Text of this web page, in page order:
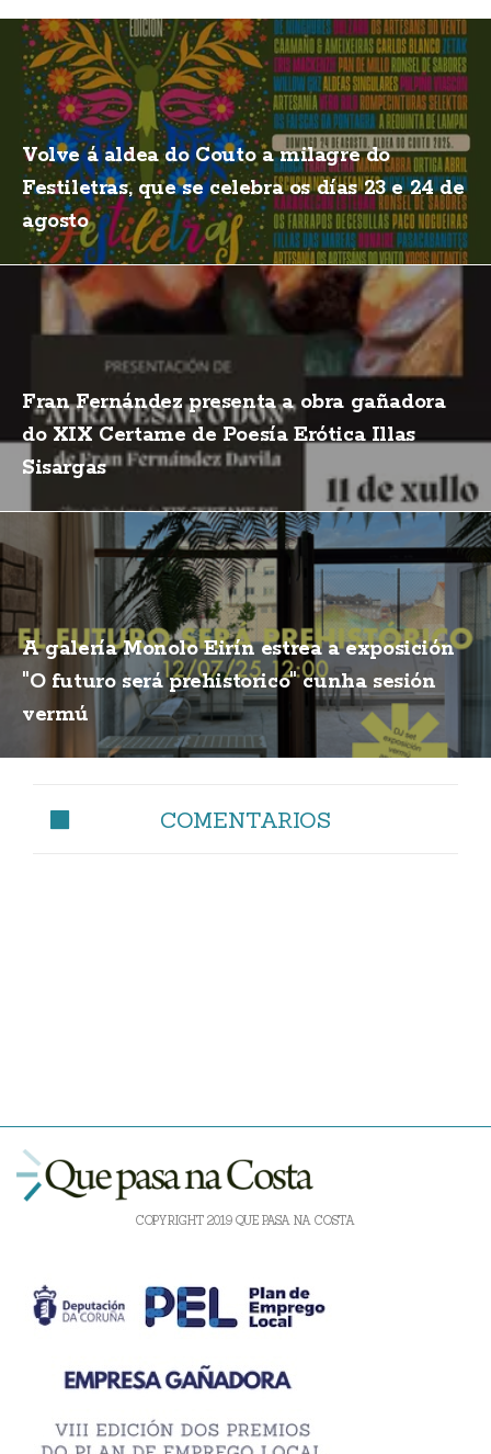
Volve á aldea do Couto a milagre do
Festiletras, que se celebra os días 23 e 24 de
agosto
Fran Fernández presenta a obra gañadora
do XIX Certame de Poesía Erótica Illas
Sisargas
A galería Monolo Eirín estrea a exposición
"O futuro será prehistorico" cunha sesión
vermú
COMENTARIOS
COPYRIGHT 2019 QUE PASA NA COSTA